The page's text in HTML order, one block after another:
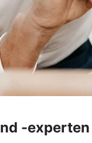
-experten